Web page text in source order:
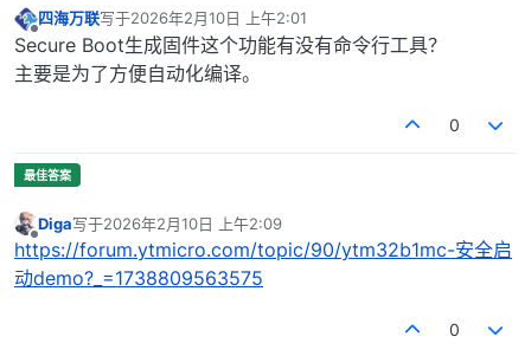
离线
四海万联写于2026年2月10日 上午2:01
最后由 编辑
Secure Boot生成固件这个功能有没有命令行工具？
主要是为了方便自动化编译。
0
离线
Diga写于2026年2月10日 上午2:09
最后由 编辑
https://forum.ytmicro.com/topic/90/ytm32b1mc-安全启
动demo?_=1738809563575
0